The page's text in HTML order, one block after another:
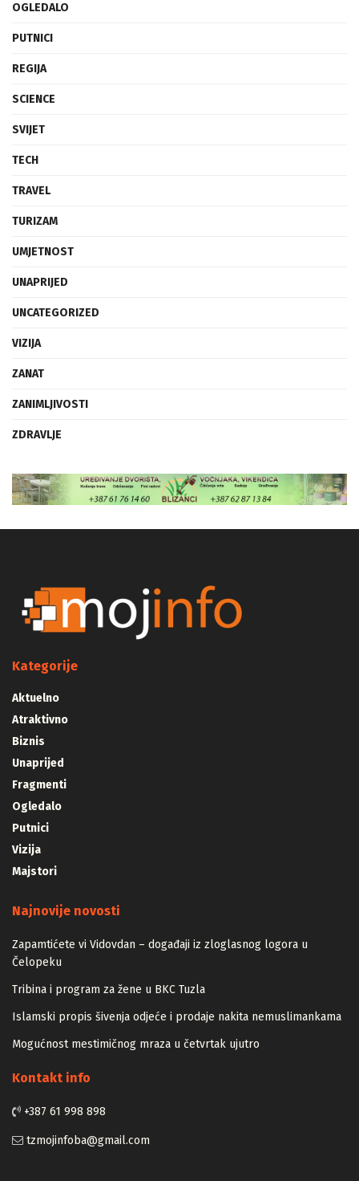
OGLEDALO
PUTNICI
REGIJA
SCIENCE
SVIJET
TECH
TRAVEL
TURIZAM
UMJETNOST
UNAPRIJED
UNCATEGORIZED
VIZIJA
ZANAT
ZANIMLJIVOSTI
ZDRAVLJE
Kategorije
Aktuelno
Atraktivno
Biznis
Unaprijed
Fragmenti
Ogledalo
Putnici
Vizija
Majstori
Najnovije novosti
Zapamtićete vi Vidovdan – događaji iz zloglasnog logora u
Čelopeku
Tribina i program za žene u BKC Tuzla
Islamski propis šivenja odjeće i prodaje nakita nemuslimankama
Mogućnost mestimičnog mraza u četvrtak ujutro
Kontakt info
+387 61 998 898
tzmojinfoba@gmail.com